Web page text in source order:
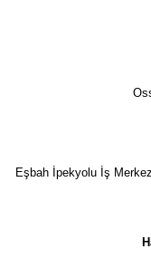
Eşbah İpekyolu İş